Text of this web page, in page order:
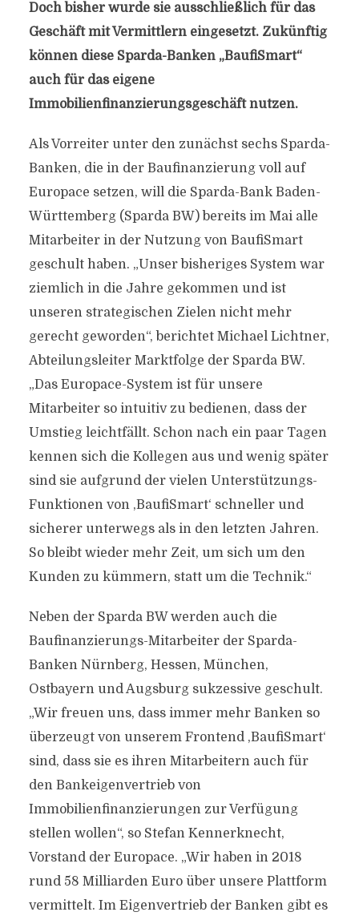
Doch bisher wurde sie ausschließlich für das
Geschäft mit Vermittlern eingesetzt. Zukünftig
können diese Sparda-Banken „BaufiSmart“
auch für das eigene
Immobilienfinanzierungsgeschäft nutzen.
Als Vorreiter unter den zunächst sechs Sparda-
Banken, die in der Baufinanzierung voll auf
Europace setzen, will die Sparda-Bank Baden-
Württemberg (Sparda BW) bereits im Mai alle
Mitarbeiter in der Nutzung von BaufiSmart
geschult haben. „Unser bisheriges System war
ziemlich in die Jahre gekommen und ist
unseren strategischen Zielen nicht mehr
gerecht geworden“, berichtet Michael Lichtner,
Abteilungsleiter Marktfolge der Sparda BW.
„Das Europace-System ist für unsere
Mitarbeiter so intuitiv zu bedienen, dass der
Umstieg leichtfällt. Schon nach ein paar Tagen
kennen sich die Kollegen aus und wenig später
sind sie aufgrund der vielen Unterstützungs-
Funktionen von ,BaufiSmart‘ schneller und
sicherer unterwegs als in den letzten Jahren.
So bleibt wieder mehr Zeit, um sich um den
Kunden zu kümmern, statt um die Technik.“
Neben der Sparda BW werden auch die
Baufinanzierungs-Mitarbeiter der Sparda-
Banken Nürnberg, Hessen, München,
Ostbayern und Augsburg sukzessive geschult.
„Wir freuen uns, dass immer mehr Banken so
überzeugt von unserem Frontend ,BaufiSmart‘
sind, dass sie es ihren Mitarbeitern auch für
den Bankeigenvertrieb von
Immobilienfinanzierungen zur Verfügung
stellen wollen“, so Stefan Kennerknecht,
Vorstand der Europace. „Wir haben in 2018
rund 58 Milliarden Euro über unsere Plattform
vermittelt. Im Eigenvertrieb der Banken gibt es